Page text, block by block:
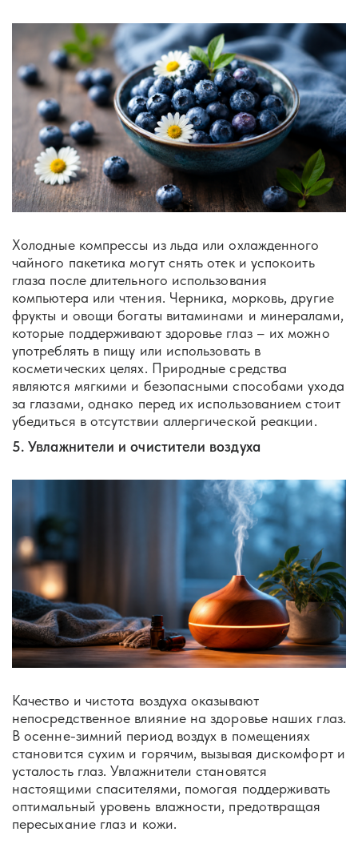
Холодные компрессы из льда или охлажденного
чайного пакетика могут снять отек и успокоить
глаза после длительного использования
компьютера или чтения. Черника, морковь, другие
фрукты и овощи богаты витаминами и минералами,
которые поддерживают здоровье глаз – их можно
употреблять в пищу или использовать в
косметических целях. Природные средства
являются мягкими и безопасными способами ухода
за глазами, однако перед их использованием стоит
убедиться в отсутствии аллергической реакции.
5. Увлажнители и очистители воздуха
Качество и чистота воздуха оказывают
непосредственное влияние на здоровье наших глаз.
В осенне-зимний период воздух в помещениях
становится сухим и горячим, вызывая дискомфорт и
усталость глаз. Увлажнители становятся
настоящими спасителями, помогая поддерживать
оптимальный уровень влажности, предотвращая
пересыхание глаз и кожи.